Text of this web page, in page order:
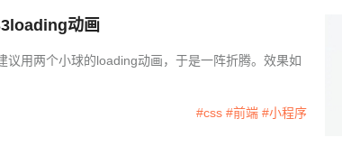
动画
议用两个小球的loading动画，于是一阵折腾。效果如
#css #前端 #小程序